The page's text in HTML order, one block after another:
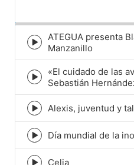
Episode
play
icon
ATEGUA presenta
Manzanillo
Episode
play
icon
«El cuidado de las
Sebastián
Episode
play
icon
Alexis, juventud y
Episode
play
icon
Día mundial de la
Celia